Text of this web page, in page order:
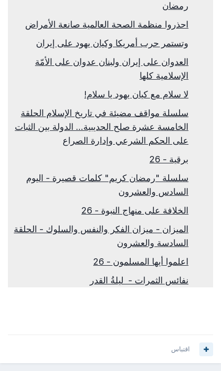
رمضان
احذروا منظمة الصحة العالمية صانعة الأمراض
وتستمر حرب أمريكا وكيان يهود على إيران
العدوان على إيران ولبنان عدوان على الأمّة
الإسلامية كلها
لا سلام مع كيان يهود يا سلام!
سلسلة مواقف مضيئة في تاريخ الإسلام الحلقة
الخامسة عشرة صلح الحديبية... الدولة بين الثبات
على الحكم الشرعي وإدارة الصراع
برقية - 26
سلسلة "رمضان كريم" كلمات قصيرة - اليوم
السادس والعشرون
الخلافة على منهاج النبوة - 26
الميزان - ميزان الفكر والنفس والسلوك - الحلقة
السادسة والعشرون
اعلموا أيها المسلمون - 26
نفائس الثمرات - ‏ ليلةُ القدر
اقتباس